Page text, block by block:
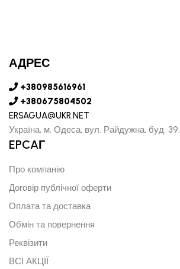
АДРЕС
+380985616961
+380675804502
ERSAGUA@UKR.NET
Україна, м. Одеса, вул. Райдужна, буд. 39.
EPCAГ
Про компанію
Договір публічної оферти
Оплата та доставка
Обмін та повернення
Реквізити
ВСІ АКЦІЇ